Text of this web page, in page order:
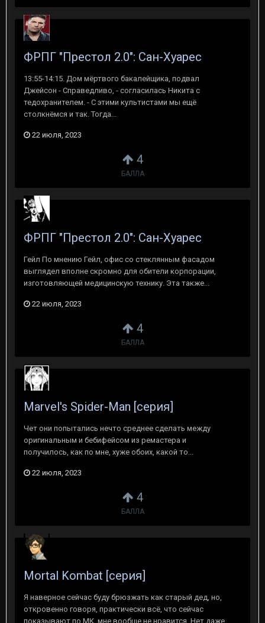
4
БАЛЛА
ФРПГ "Престол 2.0": Сан-Хуарес
13:55-14:15. Дом мёртвого бакалейщика, подвал
Джейсон - Справедливо, - согласилась Никита с
тедохранителем. - С этими культистами мы ещё
столкнёмся и так. Тогда...
22 июля, 2023
4
БАЛЛА
ФРПГ "Престол 2.0": Сан-Хуарес
Гейл По мнению Гейл, офис со стеклянным фасадом
выглядел вполне скромно для обители корпорации,
изготовляющей медицинскую технику. Эта также...
22 июля, 2023
4
БАЛЛА
Marvel's Spider-Man [серия]
Чет они попытались нечто среднее сделать между
оригинальным и бебифейсом из ремастера и
получилось, как по мне, хуже обоих, какой то...
22 июля, 2023
Mortal Kombat [серия]
Я наверное сейчас буду брюзжать как старый дед, но,
откровенно говоря, практически всё, что сейчас
показывают по МК, мне вообще не нравится. Нет даже...